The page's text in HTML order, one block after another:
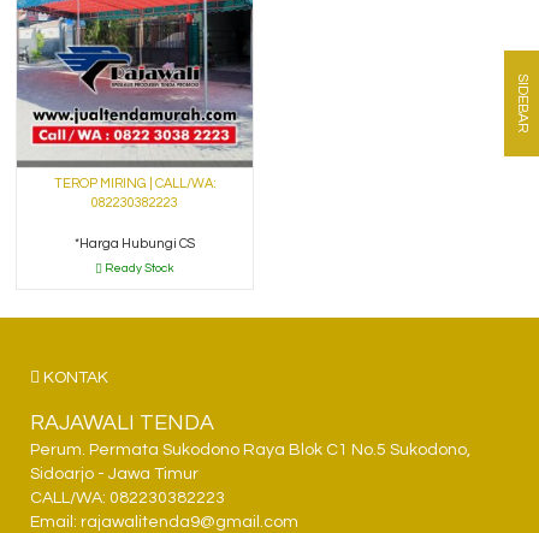
TEROP MIRING | CALL/WA:
082230382223
*Harga Hubungi CS
Ready Stock
SIDEBAR
KONTAK
RAJAWALI TENDA
Perum. Permata Sukodono Raya Blok C1 No.5 Sukodono,
Sidoarjo - Jawa Timur
CALL/WA: 082230382223
Email: rajawalitenda9@gmail.com